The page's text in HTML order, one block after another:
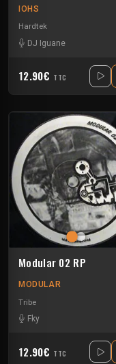
IOHS
Hardtek
DJ Iguane
12.90€ TTC
Modular 02 RP
MODULAR
Tribe
Fky
12.90€ TTC